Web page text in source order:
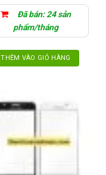
Đã bán: 24 sản
phẩm/tháng
THÊM VÀO GIỎ HÀNG